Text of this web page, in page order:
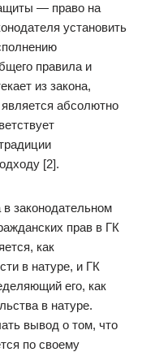
— право на
установить
правила и
из закона,
абсолютно
[2].
законодательном
прав в ГК
как
в натуре, и ГК
его, как
в натуре.
вывод о том, что
по своему